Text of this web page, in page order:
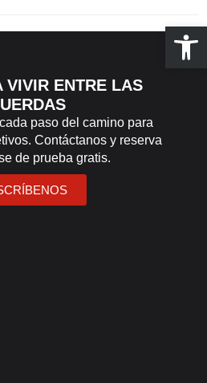
Abrir
VIVIR ENTRE LAS
paso del camino para
Contáctanos y reserva
de prueba gratis.